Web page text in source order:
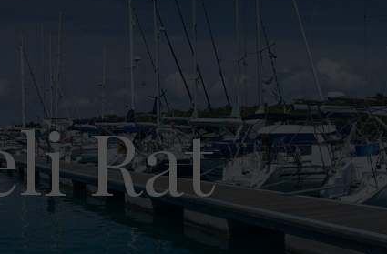
Gallery
Standort
FAQ
Ankerplätze
Anfrage senden
sofortigen Auslieferung
Neue Yachten zur sofortigen
Auslieferung
Anfrage senden
Rat